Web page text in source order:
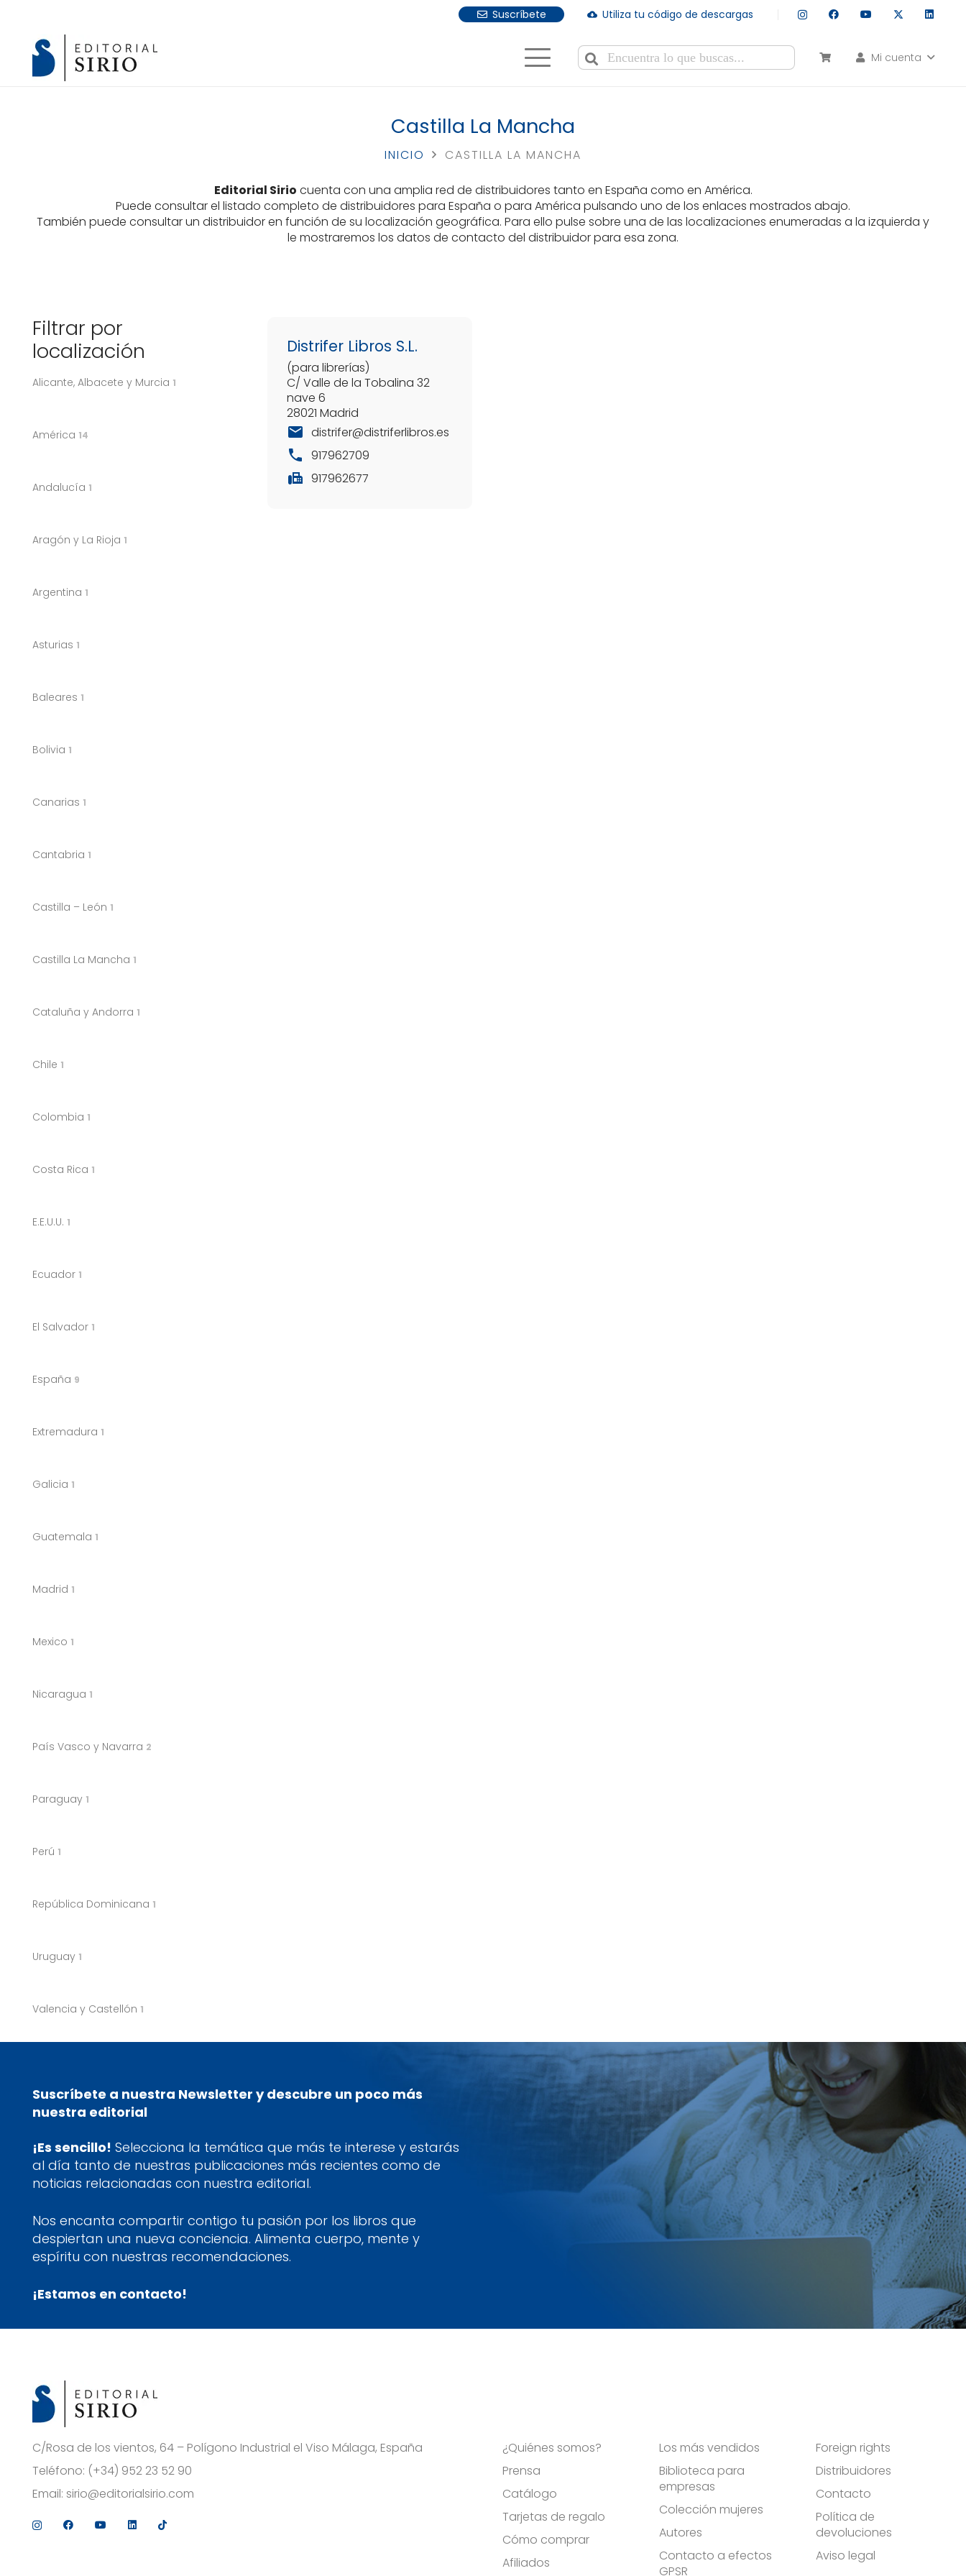
Suscríbete cloud_download Utiliza tu código de descargas
Mi cuenta
Castilla La Mancha
INICIO CASTILLA LA MANCHA
Editorial Sirio cuenta con una amplia red de distribuidores tanto en España como en América.
Puede consultar el listado completo de distribuidores para España o para América pulsando uno de los enlaces mostrados abajo.
También puede consultar un distribuidor en función de su localización geográfica. Para ello pulse sobre una de las localizaciones enumeradas a la izquierda y
le mostraremos los datos de contacto del distribuidor para esa zona.
Filtrar por
localización
Alicante, Albacete y Murcia 1
América 14
Andalucía 1
Aragón y La Rioja 1
Argentina 1
Asturias 1
Baleares 1
Bolivia 1
Canarias 1
Cantabria 1
Castilla – León 1
Castilla La Mancha 1
Cataluña y Andorra 1
Chile 1
Colombia 1
Costa Rica 1
E.E.U.U. 1
Ecuador 1
El Salvador 1
España 9
Extremadura 1
Galicia 1
Guatemala 1
Madrid 1
Mexico 1
Nicaragua 1
País Vasco y Navarra 2
Paraguay 1
Perú 1
República Dominicana 1
Uruguay 1
Valencia y Castellón 1
Distrifer Libros S.L.
(para librerías)
C/ Valle de la Tobalina 32
nave 6
28021 Madrid
mail distrifer@distriferlibros.es
phone 917962709
fax 917962677
Suscríbete a nuestra Newsletter y descubre un poco más
nuestra editorial
¡Es sencillo! Selecciona la temática que más te interese y estarás
al día tanto de nuestras publicaciones más recientes como de
noticias relacionadas con nuestra editorial.
Nos encanta compartir contigo tu pasión por los libros que
despiertan una nueva conciencia. Alimenta cuerpo, mente y
espíritu con nuestras recomendaciones.
¡Estamos en contacto!
C/Rosa de los vientos, 64 – Polígono Industrial el Viso Málaga, España
Teléfono: (+34) 952 23 52 90
Email: sirio@editorialsirio.com
¿Quiénes somos?
Prensa
Catálogo
Tarjetas de regalo
Cómo comprar
Afiliados
Los más vendidos
Biblioteca para
empresas
Colección mujeres
Autores
Contacto a efectos
GPSR
Foreign rights
Distribuidores
Contacto
Política de
devoluciones
Aviso legal